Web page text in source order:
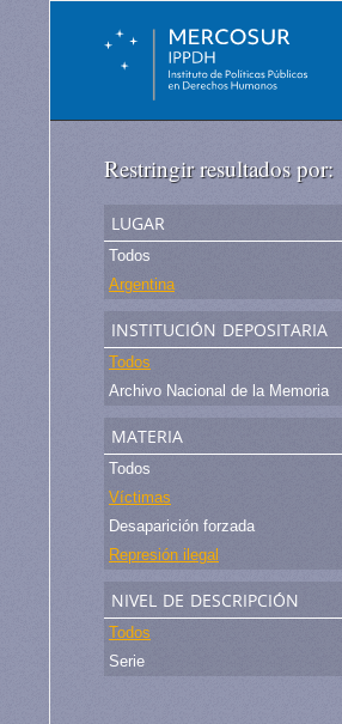
Restringir resultados por:
lugar
Todos
Argentina
institución depositaria
Todos
Archivo Nacional de la Memoria
materia
Todos
Víctimas
Desaparición forzada
Represión ilegal
nivel de descripción
Todos
Serie